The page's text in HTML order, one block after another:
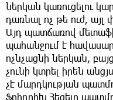
ներկան կառուցելու
դառնալ ոչ թե ուժ, այլ
Այդ պատճառով
պահանջում է
ոչնչացնի ներկան,
չունի կտրել իրեն
չէ մարդկության
Ֆրիդրիխ Հեգելը